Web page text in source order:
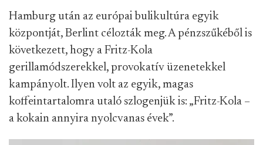
Hamburg után az európai bulikultúra egyik
központját, Berlint célozták meg. A pénzszűkéből is
következett, hogy a Fritz-Kola
gerillamódszerekkel, provokatív üzenetekkel
kampányolt. Ilyen volt az egyik, magas
koffeintartalomra utaló szlogenjük is: „Fritz-Kola –
a kokain annyira nyolcvanas évek”.